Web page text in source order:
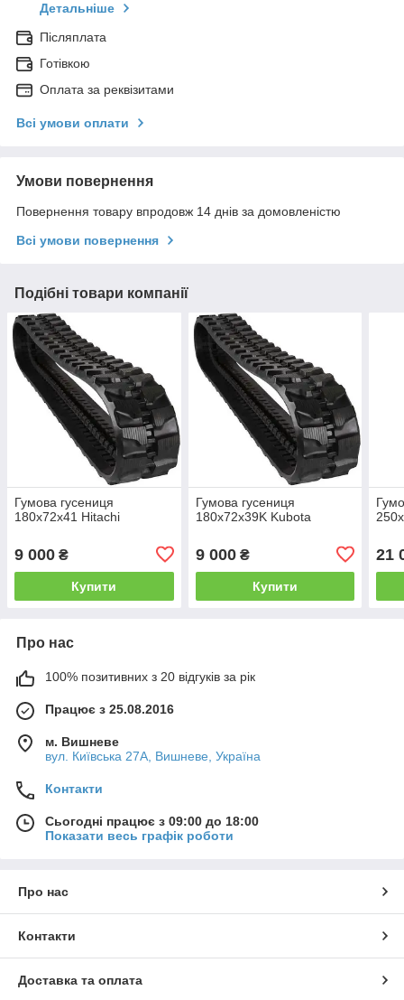
Детальніше
Післяплата
Готівкою
Оплата за реквізитами
Всі умови оплати
Умови повернення
Повернення товару впродовж 14 днів за домовленістю
Всі умови повернення
Подібні товари компанії
Гумова гусениця
180х72х41 Hitachi
9 000 ₴
Купити
Гумова гусениця
180х72х39K Kubota
9 000₴
Купити
21
Про нас
100% позитивних з 20 відгуків за рік
Працює з 25.08.2016
м. Вишневе
вул. Київська 27А, Вишневе, Україна
Контакти
Сьогодні працює з 09:00 до 18:00
Показати весь графік роботи
Про нас
Контакти
Доставка та оплата